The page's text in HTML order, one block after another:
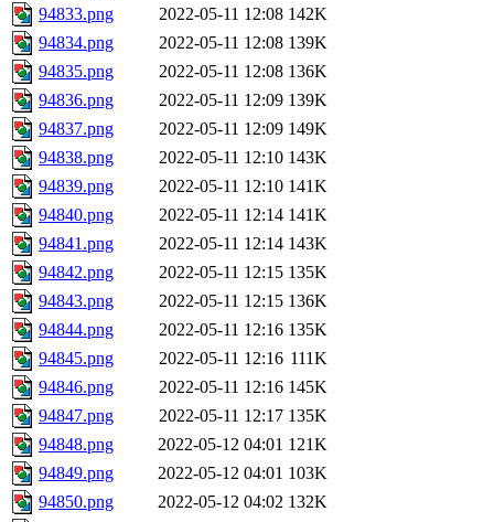
94833.png
2022-05-11 12:08 142K
94834.png
2022-05-11 12:08 139K
94835.png
2022-05-11 12:08 136K
94836.png
2022-05-11 12:09 139K
94837.png
2022-05-11 12:09 149K
94838.png
2022-05-11 12:10 143K
94839.png
2022-05-11 12:10 141K
94840.png
2022-05-11 12:14 141K
94841.png
2022-05-11 12:14 143K
94842.png
2022-05-11 12:15 135K
94843.png
2022-05-11 12:15 136K
94844.png
2022-05-11 12:16 135K
94845.png
2022-05-11 12:16 111K
94846.png
2022-05-11 12:16 145K
94847.png
2022-05-11 12:17 135K
94848.png
2022-05-12 04:01 121K
94849.png
2022-05-12 04:01 103K
94850.png
2022-05-12 04:02 132K